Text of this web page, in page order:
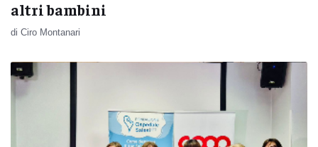
altri bambini
di Ciro Montanari